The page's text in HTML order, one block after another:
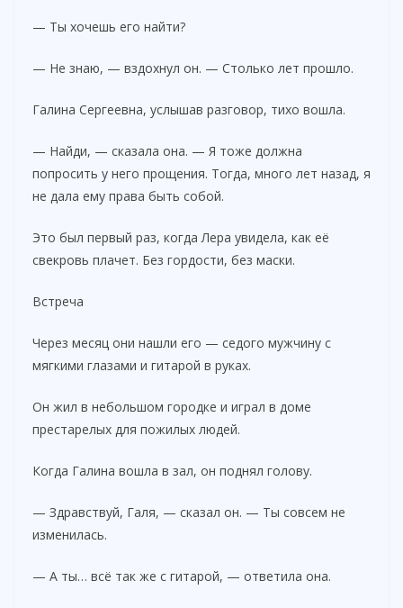
— Ты хочешь его найти?
— Не знаю, — вздохнул он. — Столько лет прошло.
Галина Сергеевна, услышав разговор, тихо вошла.
— Найди, — сказала она. — Я тоже должна
попросить у него прощения. Тогда, много лет назад, я
не дала ему права быть собой.
Это был первый раз, когда Лера увидела, как её
свекровь плачет. Без гордости, без маски.
Встреча
Через месяц они нашли его — седого мужчину с
мягкими глазами и гитарой в руках.
Он жил в небольшом городке и играл в доме
престарелых для пожилых людей.
Когда Галина вошла в зал, он поднял голову.
— Здравствуй, Галя, — сказал он. — Ты совсем не
изменилась.
— А ты… всё так же с гитарой, — ответила она.